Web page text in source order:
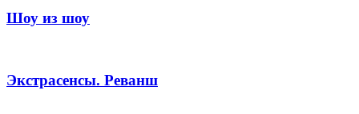
Шоу из шоу
Экстрасенсы. Реванш